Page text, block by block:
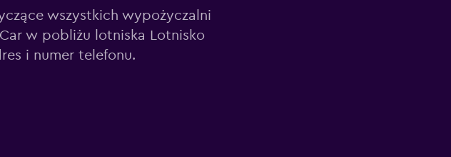
wszystkich wypożyczalni
w pobliżu lotniska Lotnisko
i numer telefonu.